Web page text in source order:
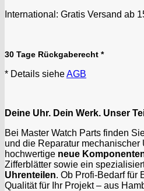
International: Gratis Versand ab
30 Tage Rückgaberecht *
* Details sieheAGB
Deine Uhr. Dein Werk. Unser
Bei Master Watch Parts finden
und die Reparatur mechanischer
hochwertige neue
Zifferblätter sowie ein
Uhrenteilen. Ob Profi-Bedarf für
Qualität für Ihr Projekt – aus